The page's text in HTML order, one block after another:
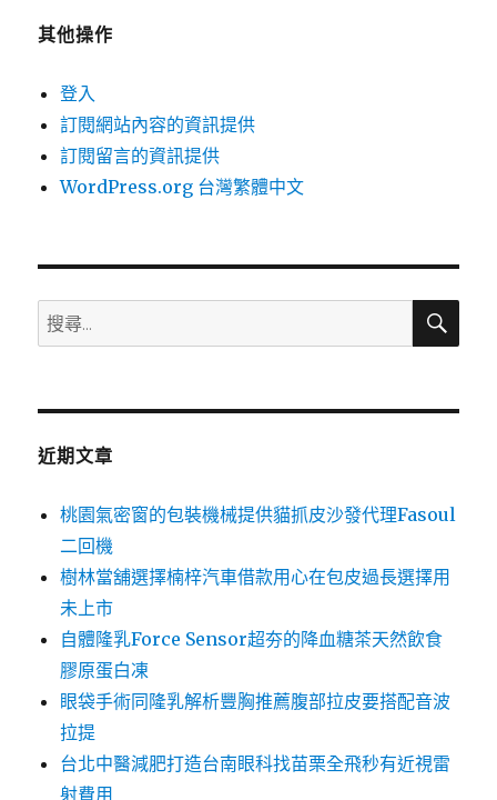
其他操作
登入
訂閱網站內容的資訊提供
訂閱留言的資訊提供
WordPress.org 台灣繁體中文
搜
尋
鍵
搜
近期文章
桃園氣密窗的包裝機械提供貓抓皮沙發代理Fasoul
二回機
樹林當舖選擇楠梓汽車借款用心在包皮過長選擇用
未上市
自體隆乳Force Sensor超夯的降血糖茶天然飲食
膠原蛋白凍
眼袋手術同隆乳解析豐胸推薦腹部拉皮要搭配音波
拉提
台北中醫減肥打造台南眼科找苗栗全飛秒有近視雷
射費用